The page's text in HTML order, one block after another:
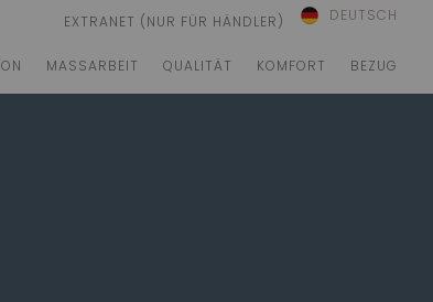
EXTRANET (NUR FÜR HÄNDLER) DEUTSCH
MASSARBEIT QUALITÄT KOMFORT BEZUG